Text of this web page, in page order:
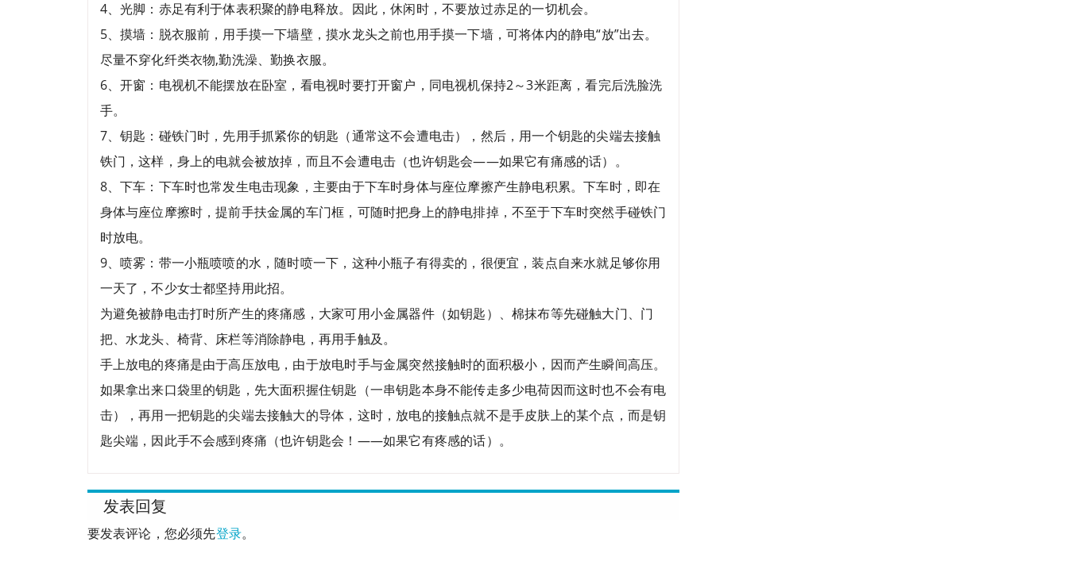
4、光脚：赤足有利于体表积聚的静电释放。因此，休闲时，不要放过赤足的一切机会。
5、摸墙：脱衣服前，用手摸一下墙壁，摸水龙头之前也用手摸一下墙，可将体内的静电“放”出去。
尽量不穿化纤类衣物,勤洗澡、勤换衣服。
6、开窗：电视机不能摆放在卧室，看电视时要打开窗户，同电视机保持2～3米距离，看完后洗脸洗
手。
7、钥匙：碰铁门时，先用手抓紧你的钥匙（通常这不会遭电击），然后，用一个钥匙的尖端去接触
铁门，这样，身上的电就会被放掉，而且不会遭电击（也许钥匙会——如果它有痛感的话）。
8、下车：下车时也常发生电击现象，主要由于下车时身体与座位摩擦产生静电积累。下车时，即在
身体与座位摩擦时，提前手扶金属的车门框，可随时把身上的静电排掉，不至于下车时突然手碰铁门
时放电。
9、喷雾：带一小瓶喷喷的水，随时喷一下，这种小瓶子有得卖的，很便宜，装点自来水就足够你用
一天了，不少女士都坚持用此招。
为避免被静电击打时所产生的疼痛感，大家可用小金属器件（如钥匙）、棉抹布等先碰触大门、门
把、水龙头、椅背、床栏等消除静电，再用手触及。
手上放电的疼痛是由于高压放电，由于放电时手与金属突然接触时的面积极小，因而产生瞬间高压。
如果拿出来口袋里的钥匙，先大面积握住钥匙（一串钥匙本身不能传走多少电荷因而这时也不会有电
击），再用一把钥匙的尖端去接触大的导体，这时，放电的接触点就不是手皮肤上的某个点，而是钥
匙尖端，因此手不会感到疼痛（也许钥匙会！——如果它有疼感的话）。
发表回复
要发表评论，您必须先登录。